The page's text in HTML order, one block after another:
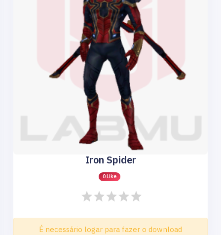
Iron Spider
0 Like
É necessário logar para fazer o download